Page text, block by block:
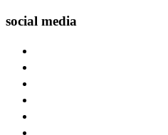
social media